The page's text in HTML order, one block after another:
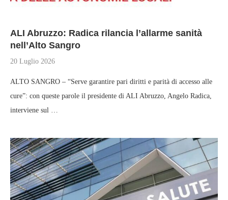
ALI Abruzzo: Radica rilancia l’allarme sanità
nell’Alto Sangro
20 Luglio 2026
ALTO SANGRO – “Serve garantire pari diritti e parità di accesso alle
cure”: con queste parole il presidente di ALI Abruzzo, Angelo Radica,
interviene sul …